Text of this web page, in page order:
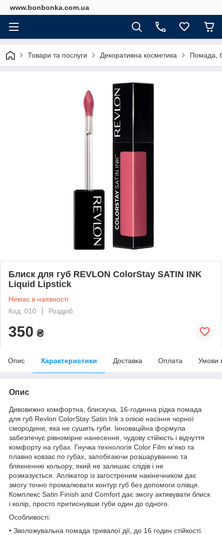
www.bonbonka.com.ua
Товари та послуги Декоративна косметика Помада,
Блиск для губ REVLON ColorStay SATIN INK
Liquid Lipstick
Немає в наявності
Код: 010
Роздріб
350 ₴
Опис Характеристики Доставка Оплата Умови
Опис
Дивовижно комфортна, блискуча, 16-годинна рідка помада
для губ Revlon ColorStay Satin Ink з олією насіння чорної
смородини, яка не сушить губи. Інноваційна формула
забезпечує рівномірне нанесення, чудову стійкість і відчуття
комфорту на губах. Гнучка технологія Color Film м'яко та
плавно ковзає по губах, запобігаючи розшаруванню та
блякненню кольору, який не залишає слідів і не
розмазується. Аплікатор із загостреним накінечником дає
змогу точно промалювати контур губ без допомоги олівця.
Комплекс Satin Finish and Comfort дає змогу активувати блиск
і колір, просто притиснувши губи один до одного.
Особливості:
• Зволожувальна помада тривалої дії, до 16 годин стійкості.